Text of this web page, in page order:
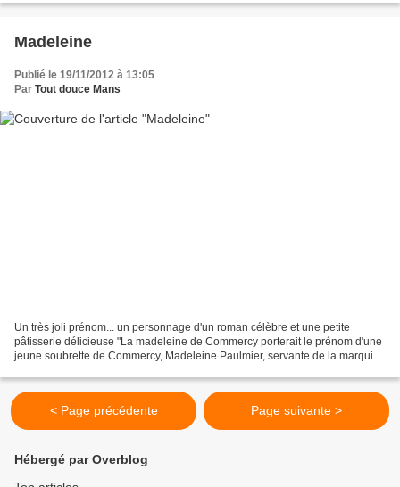
Madeleine
Publié le 19/11/2012 à 13:05
Par Tout douce Mans
Un très joli prénom... un personnage d'un roman célèbre et une petite
pâtisserie délicieuse "La madeleine de Commercy porterait le prénom d'une
jeune soubrette de Commercy, Madeleine Paulmier, servante de la marquise
< Page précédente Page suivante >
Hébergé par Overblog